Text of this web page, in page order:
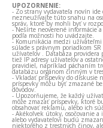
UPOZORNENIE:
- Zo strany vydavateľa novín
nezneužívajte túto snahu na
správ, ktoré by mohli byť v
- Nešírte neoverené informácie
podľa možnosti ho uvádzajte.
- Komunikácia medzi
súlade s právnym poriadkom
užívateľov . Databáza
tiež IP adresy užívateľov a
pravidiel, napríklad páchaním
databázu orgánom činným v
- Vkladať príspevky do diskusie
príspevky môžu byť zmazané
dôvodov.
- Upozorňujeme, že každý
môže zmazať príspevky, ktoré
obsahovať reklamu, alebo ich
- Akékoľvek útoky, osočovanie
alebo vydavateľovi budú
niektorého z trestných činov,